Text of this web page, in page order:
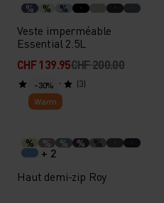
% % %
Veste imperméable
Essential 2.5L
CHF 139.95CHF 200.00
(3)
-30%
Warm
% % % % %
+ 2
Haut demi-zip Roy